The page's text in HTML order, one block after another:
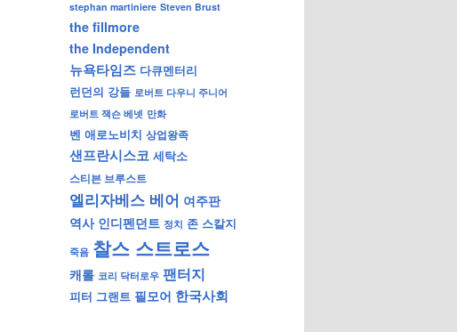
stephan martiniere Steven Brust
the fillmore
the Independent
뉴욕타임즈 다큐멘터리
런던의 강들 로버트 다우니 주니어
로버트 잭슨 베넷 만화
벤 애로노비치 상업왕족
샌프란시스코 세탁소
스티븐 브루스트
엘리자베스 베어 여주판
역사 인디펜던트 정치 존 스칼지
죽음 찰스 스트로스
캐롤 코리 닥터로우 팬터지
피터 그랜트 필모어 한국사회